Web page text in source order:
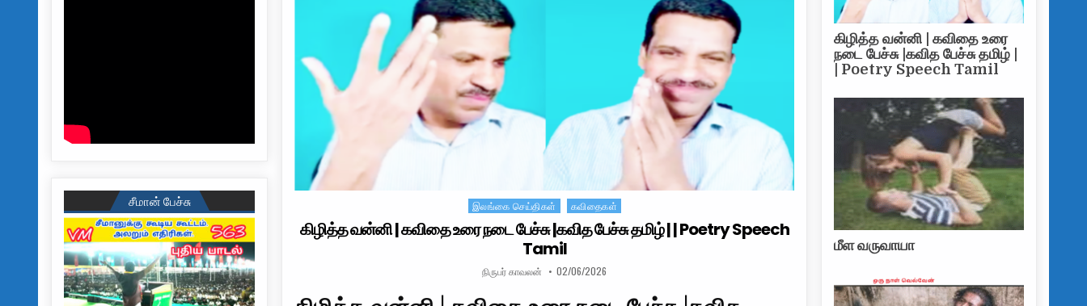
Posted in
இலங்கை செய்திகள் கவிதைகள்
கிழித்த வன்னி | கவிதை உரை நடை பேச்சு |கவித பேச்சு தமிழ் | | Poetry Speech
Tamil
AUTHOR:
நிருபர் காவலன் PUBLISHED DATE:
02/06/2026
சீமான் பேச்சு
கிழித்த வன்னி | கவிதை உரை
நடை பேச்சு |கவித பேச்சு தமிழ் |
| Poetry Speech Tamil
மீள வருவாயா